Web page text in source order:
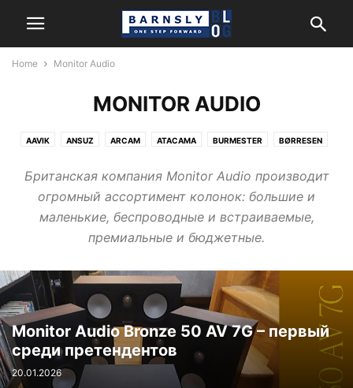
Home Monitor Audio
MONITOR AUDIO
AAVIK ANSUZ ARCAM ATACAMA BURMESTER BØRRESEN
KANTO AUDIO LEXICON MARK LEVINSON MATRIX AUDIO
MONITOR AUDIO NEWTEC NORDOST POWERGRIP REL REVEL
ROKSAN SYSTEM AUDIO
Британская компания Monitor Audio производит
огромный ассортимент колонок: большие и
маленькие, беспроводные и встраиваемые,
премиальные и бюджетные.
Monitor Audio Bronze 50 AV 7G – первый
среди претендентов
20.01.2026